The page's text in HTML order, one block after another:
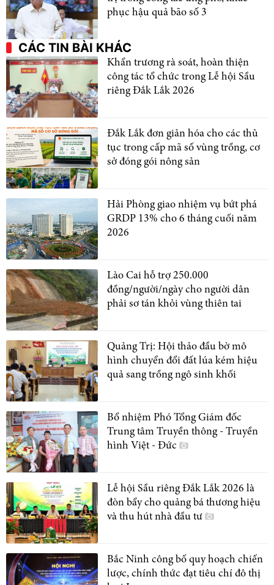
phục hậu quả bão số 3
CÁC TIN BÀI KHÁC
Khẩn trương rà soát, hoàn thiện
công tác tổ chức trong Lễ hội Sầu
riêng Đắk Lắk 2026
Đắk Lắk đơn giản hóa cho các thủ
tục trong cấp mã số vùng trồng, cơ
sở đóng gói nông sản
Hải Phòng giao nhiệm vụ bứt phá
GRDP 13% cho 6 tháng cuối năm
2026
Lào Cai hỗ trợ 250.000
đồng/người/ngày cho người dân
phải sơ tán khỏi vùng thiên tai
Quảng Trị: Hội thảo đầu bờ mô
hình chuyển đổi đất lúa kém hiệu
quả sang trồng ngô sinh khối
Bổ nhiệm Phó Tổng Giám đốc
Trung tâm Truyền thông - Truyền
hình Việt - Đức
Lễ hội Sầu riêng Đắk Lắk 2026 là
đòn bẩy cho quảng bá thương hiệu
và thu hút nhà đầu tư
Bắc Ninh công bố quy hoạch chiến
lược, chính thức đạt tiêu chí đô thị